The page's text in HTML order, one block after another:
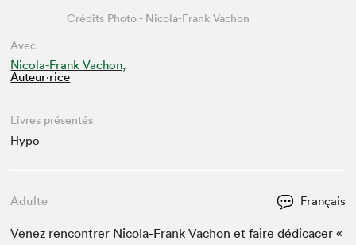
Avec
Nicola-Frank Vachon,
Auteur·rice
Crédits Photo - Nicola-Frank Vachon
Livres présentés
Hypo
Adulte Français
Venez ren­con­tr­er Nico­la-Frank Vachon et faire dédi­cac­er «